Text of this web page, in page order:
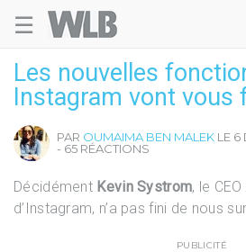
☰
Les nouvelles
Instagram vont vous
PAR OUMAIMA BEN MALEK LE 6
- 65 RÉACTIONS
Décidément Kevin Systrom, le
d’Instagram, n’a pas fini de nous
PUBLICITÉ